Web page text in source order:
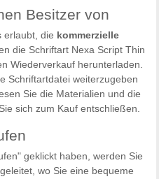
Besitzer von
erlaubt, die kommerzielle
die Schriftart Nexa Script Thin
Wiederverkauf herunterladen.
Schriftartdatei weiterzugeben
Sie die Materialien und die
sich zum Kauf entschließen.
geklickt haben, werden Sie
wo Sie eine bequeme